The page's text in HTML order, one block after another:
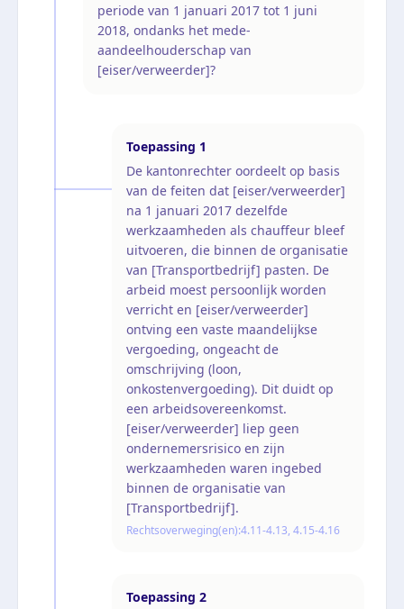
periode van 1 januari 2017 tot 1 juni
2018, ondanks het mede-
aandeelhouderschap van
[eiser/verweerder]?
Toepassing 1
De kantonrechter oordeelt op basis
van de feiten dat [eiser/verweerder]
na 1 januari 2017 dezelfde
werkzaamheden als chauffeur bleef
uitvoeren, die binnen de organisatie
van [Transportbedrijf] pasten. De
arbeid moest persoonlijk worden
verricht en [eiser/verweerder]
ontving een vaste maandelijkse
vergoeding, ongeacht de
omschrijving (loon,
onkostenvergoeding). Dit duidt op
een arbeidsovereenkomst.
[eiser/verweerder] liep geen
ondernemersrisico en zijn
werkzaamheden waren ingebed
binnen de organisatie van
[Transportbedrijf].
Rechtsoverweging(en):4.11-4.13, 4.15-4.16
Toepassing 2